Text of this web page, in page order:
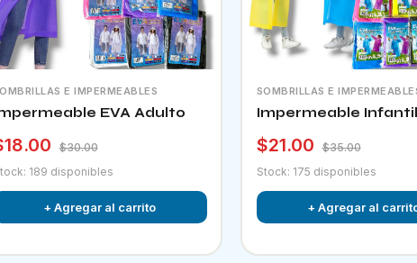
E IMPERMEABLES
EVA Adulto
$30.00
189 disponibles
+ Agregar al carrito
SOMBRILLAS E
Impermeable Infantil
$21.00
$35.00
Stock: 175 disponibles
+ Agregar al